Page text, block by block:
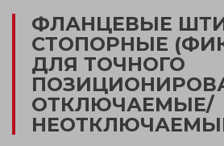
ФЛАНЦЕВЫЕ
СТОПОРНЫЕ
ДЛЯ ТОЧНОГО
ОТКЛЮЧАЕМЫЕ/